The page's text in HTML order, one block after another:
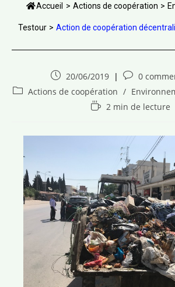
Accueil > Actions de coopération >
Testour > Action de coopération
20/06/2019
0
Actions de coopération /
2 min de lecture